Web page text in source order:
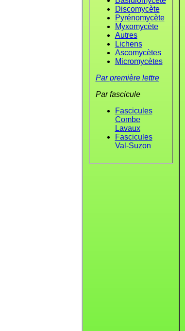
Discomycète
Pyrénomycète
Myxomycète
Autres
Lichens
Ascomycètes
Micromycètes
Par première lettre
Par fascicule
Fascicules
Combe
Lavaux
Fascicules
Val-Suzon